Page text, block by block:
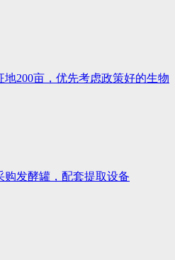
200亩，优先考虑政策好的生物
购发酵罐，配套提取设备